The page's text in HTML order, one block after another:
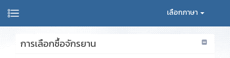
เลือกภาษา
การเลือกซื้อจักรยาน